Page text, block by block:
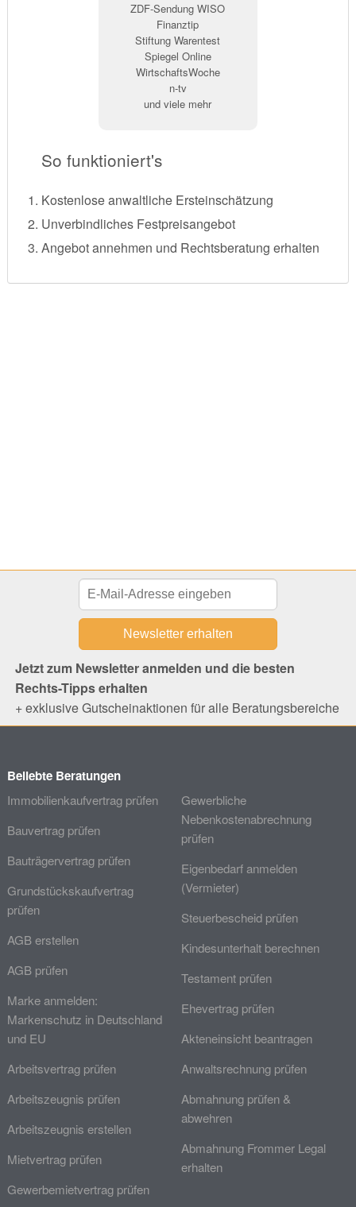
ZDF-Sendung WISO
Finanztip
Stiftung Warentest
Spiegel Online
WirtschaftsWoche
n-tv
und viele mehr
So funktioniert's
Kostenlose anwaltliche Ersteinschätzung
Unverbindliches Festpreisangebot
Angebot annehmen und Rechtsberatung erhalten
Jetzt zum Newsletter anmelden und die besten
Rechts-Tipps erhalten
+ exklusive Gutscheinaktionen für alle Beratungsbereiche
Beliebte Beratungen
Immobilienkaufvertrag prüfen
Bauvertrag prüfen
Bauträgervertrag prüfen
Grundstückskaufvertrag
prüfen
AGB erstellen
AGB prüfen
Marke anmelden:
Markenschutz in Deutschland
und EU
Arbeitsvertrag prüfen
Arbeitszeugnis prüfen
Arbeitszeugnis erstellen
Mietvertrag prüfen
Gewerbemietvertrag prüfen
Gewerbliche
Nebenkostenabrechnung
prüfen
Eigenbedarf anmelden
(Vermieter)
Steuerbescheid prüfen
Kindesunterhalt berechnen
Testament prüfen
Ehevertrag prüfen
Akteneinsicht beantragen
Anwaltsrechnung prüfen
Abmahnung prüfen &
abwehren
Abmahnung Frommer Legal
erhalten